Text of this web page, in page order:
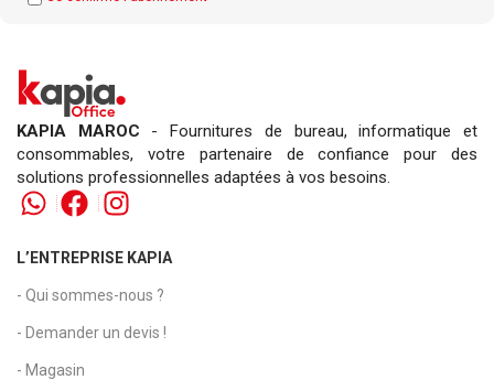
KAPIA MAROC - Fournitures de bureau, informatique et
consommables, votre partenaire de confiance pour des
solutions professionnelles adaptées à vos besoins.
L’ENTREPRISE KAPIA
- Qui sommes-nous ?
- Demander un devis !
- Magasin